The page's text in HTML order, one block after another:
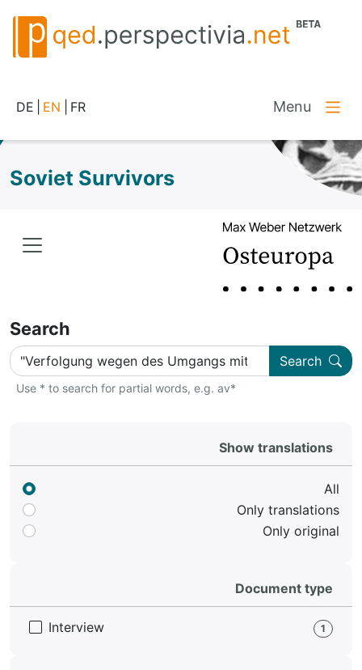
DE EN FR Menu
Soviet Survivors
Search
Search
Use * to search for partial words, e.g. av*
Show translations
All
Only translations
Only original
Document type
Interview 1